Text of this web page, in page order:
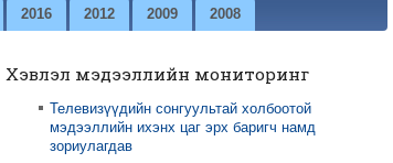
2016 2012 2009 2008
Хэвлэл мэдээллийн мониторинг
Телевизүүдийн сонгуультай холбоотой
мэдээллийн ихэнх цаг эрх баригч намд
зориулагдав